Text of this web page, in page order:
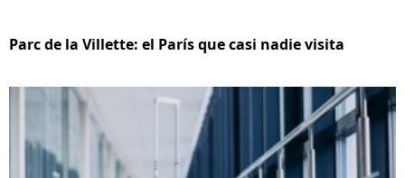
Parc de la Villette: el París que casi nadie visita